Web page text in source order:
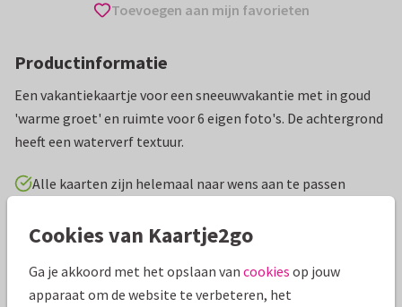
Toevoegen aan mijn favorieten
Productinformatie
Een vakantiekaartje voor een sneeuwvakantie met in goud
'warme groet' en ruimte voor 6 eigen foto's. De achtergrond
heeft een waterverf textuur.
Alle kaarten zijn helemaal naar wens aan te passen
Vakantiekaarten Rosemarijn
Specificaties bij deze kaart
Cookies van Kaartje2go
Ga je akkoord met het opslaan van cookies op jouw
apparaat om de website te verbeteren, het